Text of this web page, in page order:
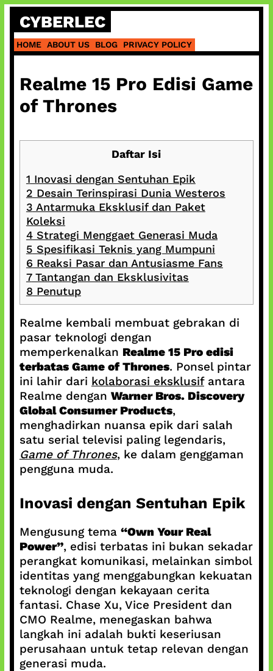
Skip
content
CYBERLEC
HOME ABOUT US BLOG PRIVACY POLICY
Realme 15 Pro Edisi Game
of Thrones
Daftar Isi
1 Inovasi dengan Sentuhan Epik
2 Desain Terinspirasi Dunia Westeros
3 Antarmuka Eksklusif dan Paket
Koleksi
4Strategi Menggaet Generasi Muda
5 Spesifikasi Teknis yang Mumpuni
6 Reaksi Pasar dan Antusiasme Fans
7Tantangan dan Eksklusivitas
8 Penutup
Realme kembali membuat gebrakan di
pasar teknologi dengan
memperkenalkan Realme 15 Pro edisi
terbatas Game of Thrones. Ponsel pintar
ini lahir dari kolaborasi eksklusifantara
Realme dengan Warner Bros. Discovery
Global Consumer Products,
menghadirkan nuansa epik dari salah
satu serial televisi paling legendaris,
Game of Thrones, ke dalam genggaman
pengguna muda.
Inovasi dengan Sentuhan Epik
Mengusung tema “Own Your Real
Power”, edisi terbatas ini bukan sekadar
perangkat komunikasi, melainkan simbol
identitas yang menggabungkan kekuatan
teknologi dengan kekayaan cerita
fantasi. Chase Xu, Vice President dan
CMO Realme, menegaskan bahwa
langkah ini adalah bukti keseriusan
perusahaan untuk tetap relevan dengan
generasi muda.